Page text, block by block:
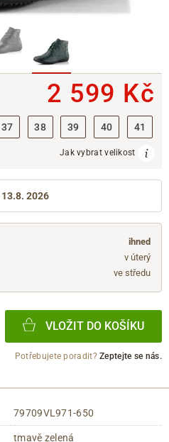
2 599 Kč
37 38 39 40 41
Jak vybrat velikost
13.8. 2026
ihned
v úterý
ve středu
VLOŽIT DO KOŠÍKU
Potřebujete poradit?Zeptejte se nás.
79709VL971-650
tmavě zelená